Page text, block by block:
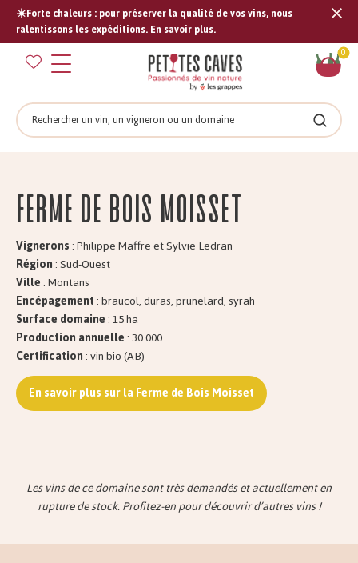
☀️Forte chaleurs : pour préserver la qualité de vos vins, nous
ralentissons les expéditions. En savoir plus.
0
Rechercher
Ferme de BOIS MOISSET
Vignerons: Philippe Maffre et Sylvie Ledran
Région: Sud-Ouest
Ville: Montans
Encépagement: braucol, duras, prunelard, syrah
Surface domaine: 15 ha
Production annuelle: 30.000
Certification: vin bio (AB)
En savoir plus sur la Ferme de Bois Moisset
Les vins de ce domaine sont très demandés et actuellement en
rupture de stock. Profitez-en pour découvrir d’autres vins !